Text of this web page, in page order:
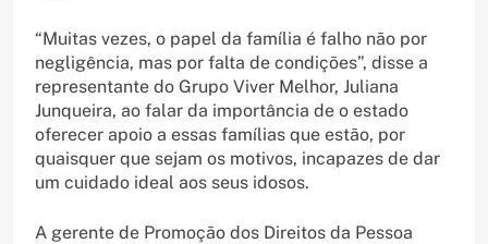
“Muitas vezes, o papel da família é falho não por
negligência, mas por falta de condições”, disse a
representante do Grupo Viver Melhor, Juliana
Junqueira, ao falar da importância de o estado
oferecer apoio a essas famílias que estão, por
quaisquer que sejam os motivos, incapazes de dar
um cuidado ideal aos seus idosos.
A gerente de Promoção dos Direitos da Pessoa